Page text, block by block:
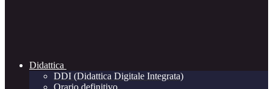
Didattica
DDI (Didattica Digitale Integrata)